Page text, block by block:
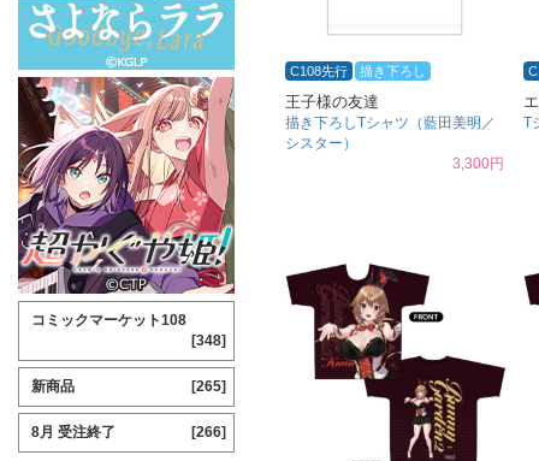
C108先行 描き下ろし
王子様の友達
描き下ろしTシャツ（藍田美明／
シスター）
3,300円
T
コミックマーケット108
[348]
新商品 [265]
8月 受注終了 [266]